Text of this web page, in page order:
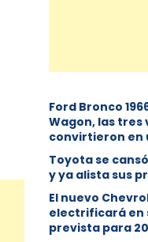
Ford Bronco
Wagon, las tres
convirtieron en
Toyota se
y ya alista sus
El nuevo
electrificará en
prevista para